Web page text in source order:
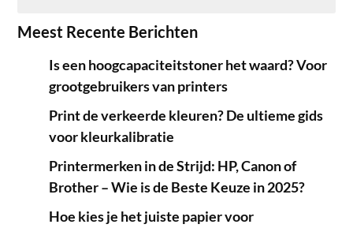
Meest Recente Berichten
Is een hoogcapaciteitstoner het waard? Voor
grootgebruikers van printers
Print de verkeerde kleuren? De ultieme gids
voor kleurkalibratie
Printermerken in de Strijd: HP, Canon of
Brother – Wie is de Beste Keuze in 2025?
Hoe kies je het juiste papier voor